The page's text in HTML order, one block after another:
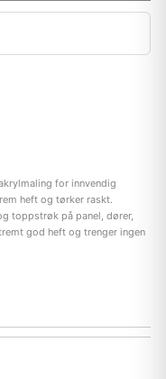
for innvendig
heft og tørker raskt.
toppstrøk på panel, dører,
god heft og trenger ingen